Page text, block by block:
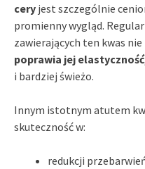
cery jest szczególnie
promienny wygląd.
zawierających ten kwas
poprawia jej elastyczność
i bardziej świeżo.
Innym istotnym atutem
skuteczność w:
redukcji